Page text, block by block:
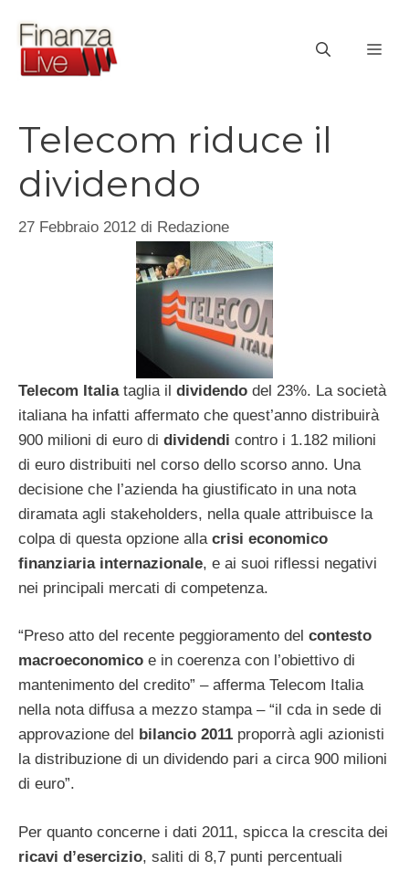
contenuto
Telecom riduce il
dividendo
27 Febbraio 2012 di Redazione
Telecom Italiataglia il dividendo del 23%. La società
italiana ha infatti affermato che quest’anno distribuirà
900 milioni di euro di dividendi contro i 1.182 milioni
di euro distribuiti nel corso dello scorso anno. Una
decisione che l’azienda ha giustificato in una nota
diramata agli stakeholders, nella quale attribuisce la
colpa di questa opzione alla crisi economico
finanziaria internazionale, e ai suoi riflessi negativi
nei principali mercati di competenza.
“Preso atto del recente peggioramento del contesto
macroeconomico e in coerenza con l’obiettivo di
mantenimento del credito” – afferma Telecom Italia
nella nota diffusa a mezzo stampa – “il cda in sede di
approvazione del
bilancio 2011 proporrà agli azionisti
la distribuzione di un dividendo pari a circa 900 milioni
di euro”.
Per quanto concerne i dati 2011, spicca la crescita dei
ricavi d’esercizio, saliti di 8,7 punti percentuali